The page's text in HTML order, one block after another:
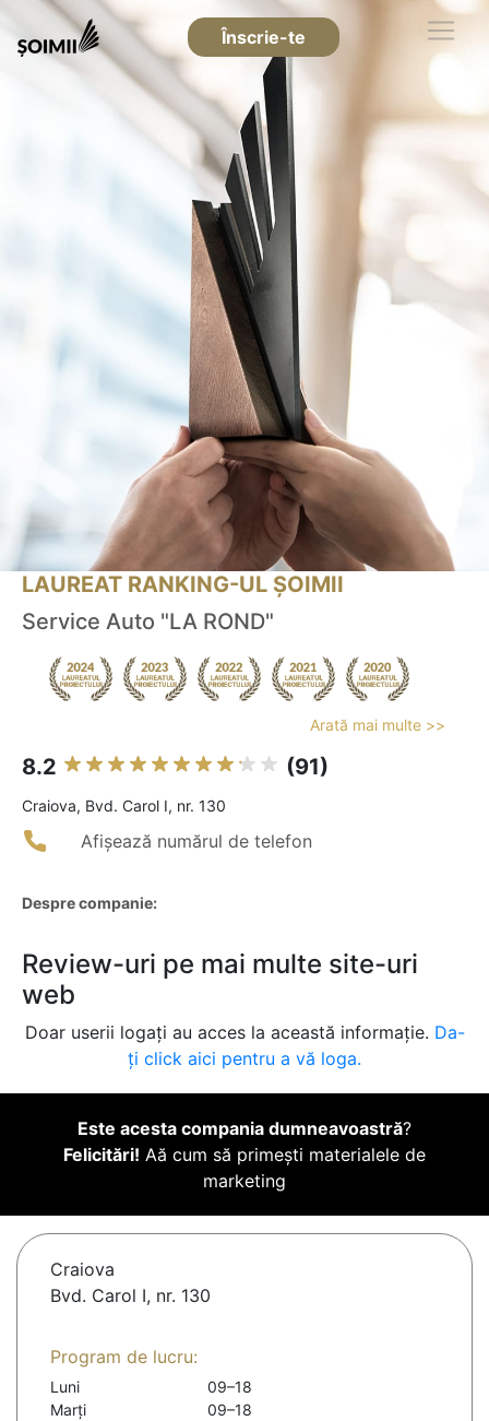
Înscrie-te
LAUREAT RANKING-UL ȘOIMII
Service Auto "LA ROND"
Arată mai multe >>
8.2 (91)
Craiova, Bvd. Carol I, nr. 130
Afișează numărul de telefon
Despre companie:
Review-uri pe mai multe site-uri
web
Doar userii logați au acces la această informație. Da-
ți click aici pentru a vă loga.
Este acesta compania dumneavoastră?
Felicitări! Aă cum să primești materialele de
marketing
Craiova
Bvd. Carol I, nr. 130
Program de lucru:
Luni
09–18
Marți
09–18